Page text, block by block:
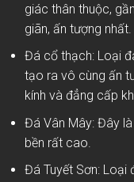
giác thân thuộc,
giãn, ấn tượng nhất.
Đá cổ thạch: Loại
tạo ra vô cùng ấn
kính và đẳng cấp
Đá Vân Mây: Đây
bền rất cao.
Đá Tuyết Sơn: Loại